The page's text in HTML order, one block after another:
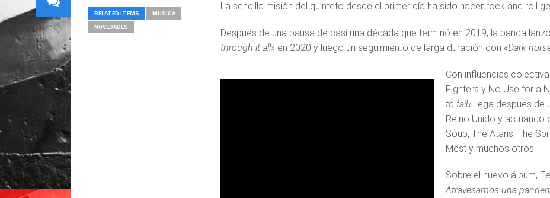
La sencilla misión del quinteto desde el primer día ha sido hacer rock and roll
Después de una pausa de casi una década que terminó en 2019, la banda
through it all»en 2020 y luego un seguimiento de larga duración con «Dark
Con influencias
Fighters y No Use for a
to fail»llega después de
Reino Unido y
Soup, The Ataris, The
Mest y muchos otros.
Sobre el nuevo álbum,
Atravesamos una
RELATED ITEMS MUSICA
NOVEDADES